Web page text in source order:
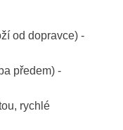
od dopravce) -
předem) -
rychlé